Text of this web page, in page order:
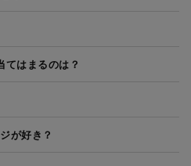
てはまるのは？
が好き？